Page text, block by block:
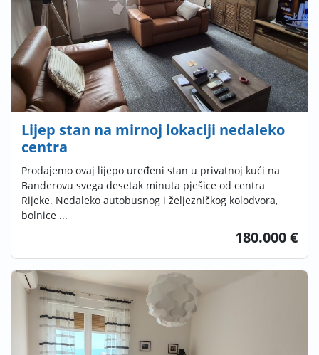
Lijep stan na mirnoj lokaciji nedaleko
centra
Prodajemo ovaj lijepo uređeni stan u privatnoj kući na
Banderovu svega desetak minuta pješice od centra
Rijeke. Nedaleko autobusnog i željezničkog kolodvora,
bolnice ...
180.000 €